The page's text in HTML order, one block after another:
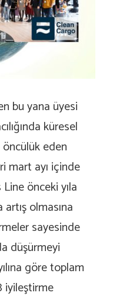
bu yana üyesi
küresel
eden
mart ayı içinde
önceki yıla
olmasına
sayesinde
düşürmeyi
göre toplam
iyileştirme